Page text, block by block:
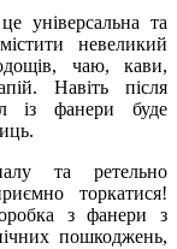
універсальна та
невеликий
чаю, кави,
Навіть після
із фанери буде
та ретельно
торкатися!
з фанери з
пошкоджень,